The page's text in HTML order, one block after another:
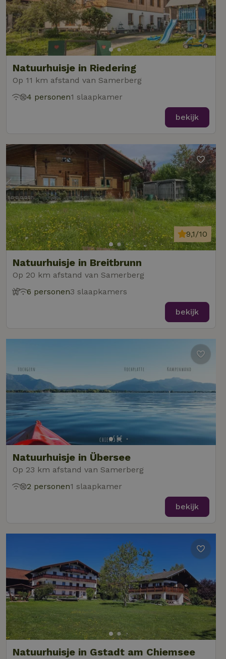
Natuurhuisje in Riedering
Op 11 km afstand van Samerberg
4 personen1 slaapkamer
bekijk
Natuurhuisje in Breitbrunn
Op 20 km afstand van Samerberg
9,1/10
6 personen3 slaapkamers
bekijk
Natuurhuisje in Übersee
Op 23 km afstand van Samerberg
2 personen1 slaapkamer
bekijk
Natuurhuisje in Gstadt am Chiemsee